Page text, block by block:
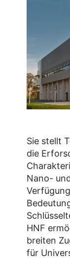
Sie stellt
die
Nano-
HNF
breiten
für